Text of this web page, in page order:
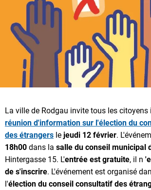
La ville de Rodgau invite tous les citoyens
réunion d'information sur l'élection du
des étrangers le jeudi 12 février.
18h00 dans la salle du conseil municipal
Hintergasse 15. L'entrée est gratuite, il n
de s'inscrire. L'événement est organisé
l'élection du conseil consultatif des